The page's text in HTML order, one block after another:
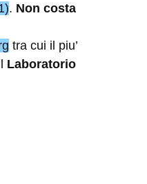
. Non costa
tra cui il piu’
Laboratorio